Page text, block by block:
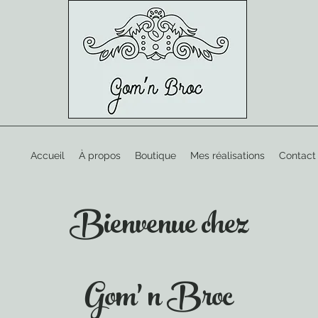
Accueil À propos Boutique Mes réalisations Contact
Bienvenue chez
Gom' n Broc